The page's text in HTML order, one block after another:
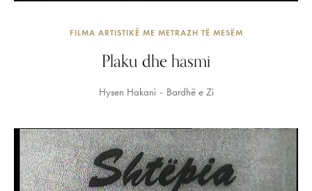
FILMA ARTISTIKË ME METRAZH TË MESËM
Plaku dhe hasmi
Hysen Hakani Bardhë e Zi